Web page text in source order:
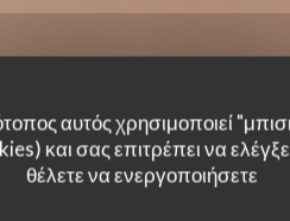
αυτός χρησιμοποιεί
και σας επιτρέπει να
θέλετε να ενεργοποιήσετε
πελατών μας